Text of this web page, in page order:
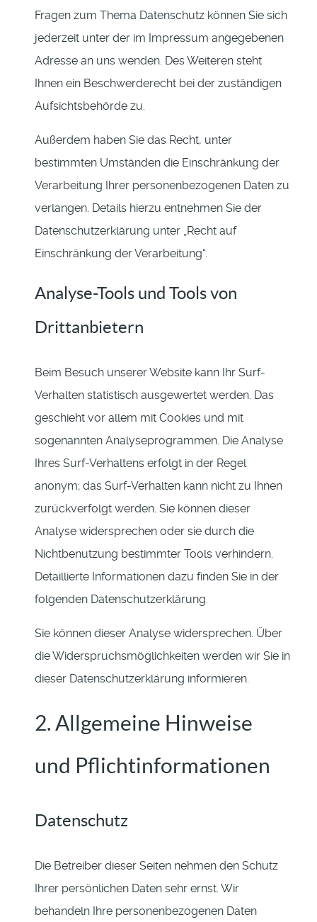
Fragen zum Thema Datenschutz können Sie sich
jederzeit unter der im Impressum angegebenen
Adresse an uns wenden. Des Weiteren steht
Ihnen ein Beschwerderecht bei der zuständigen
Aufsichtsbehörde zu.
Außerdem haben Sie das Recht, unter
bestimmten Umständen die Einschränkung der
Verarbeitung Ihrer personenbezogenen Daten zu
verlangen. Details hierzu entnehmen Sie der
Datenschutzerklärung unter „Recht auf
Einschränkung der Verarbeitung“.
Analyse-Tools und Tools von
Drittanbietern
Beim Besuch unserer Website kann Ihr Surf-
Verhalten statistisch ausgewertet werden. Das
geschieht vor allem mit Cookies und mit
sogenannten Analyseprogrammen. Die Analyse
Ihres Surf-Verhaltens erfolgt in der Regel
anonym; das Surf-Verhalten kann nicht zu Ihnen
zurückverfolgt werden. Sie können dieser
Analyse widersprechen oder sie durch die
Nichtbenutzung bestimmter Tools verhindern.
Detaillierte Informationen dazu finden Sie in der
folgenden Datenschutzerklärung.
Sie können dieser Analyse widersprechen. Über
die Widerspruchsmöglichkeiten werden wir Sie in
dieser Datenschutzerklärung informieren.
2. Allgemeine Hinweise
und Pflichtinformationen
Datenschutz
Die Betreiber dieser Seiten nehmen den Schutz
Ihrer persönlichen Daten sehr ernst. Wir
behandeln Ihre personenbezogenen Daten